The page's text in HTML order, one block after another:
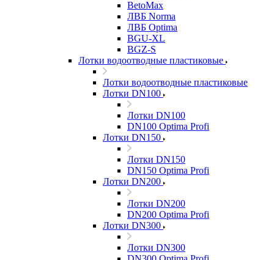
BetoMax
ЛВБ Norma
ЛВБ Optima
BGU-XL
BGZ-S
Лотки водоотводные пластиковые
Лотки водоотводные пластиковые
Лотки DN100
Лотки DN100
DN100 Optima Profi
Лотки DN150
Лотки DN150
DN150 Optima Profi
Лотки DN200
Лотки DN200
DN200 Optima Profi
Лотки DN300
Лотки DN300